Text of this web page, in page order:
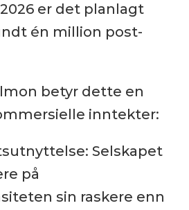
er det planlagt
én million post-
betyr dette en
inntekter:
Selskapet
på
sin raskere enn